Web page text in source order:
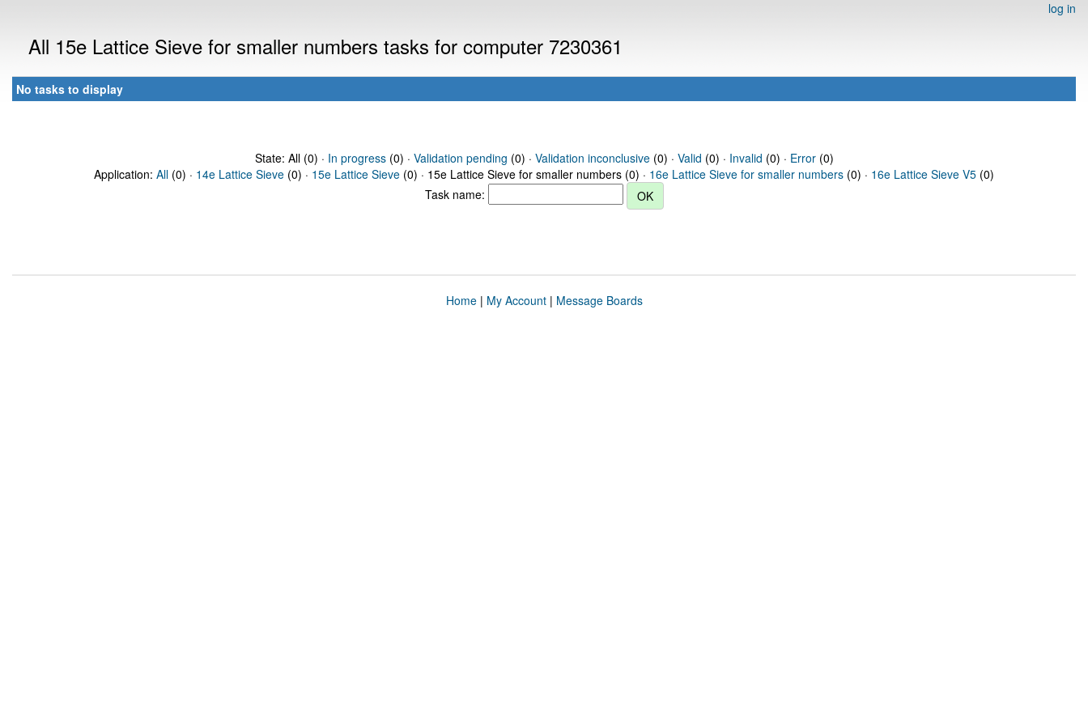
log in
All 15e Lattice Sieve for smaller numbers tasks for computer 7230361
No tasks to display
State: All (0) · In progress(0) · Validation pending (0) · Validation inconclusive(0) · Valid (0) · Invalid (0) · Error(0)
Application: All (0) · 14e Lattice Sieve (0) · 15e Lattice Sieve (0) · 15e Lattice Sieve for smaller numbers (0) · 16e Lattice Sieve for smaller numbers (0) · 16e Lattice Sieve V5 (0)
Task name:
Home| My Account| Message Boards